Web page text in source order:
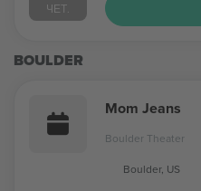
ЧЕТ.
BOULDER
Mom Jeans
Boulder Theater
Boulder, US